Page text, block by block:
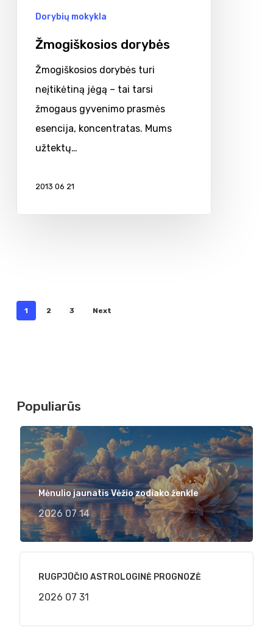
Dorybių mokykla
Žmogiškosios dorybės
Žmogiškosios dorybės turi
neįtikėtiną jėgą – tai tarsi
žmogaus gyvenimo prasmės
esencija, koncentratas. Mums
užtektų…
2013 06 21
1 2 3 Next
Populiarūs
Mėnulio jaunatis Vėžio zodiako ženkle
2026 07 14
RUGPJŪČIO ASTROLOGINĖ PROGNOZĖ
2026 07 31